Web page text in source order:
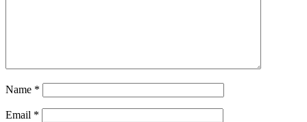
Name *
Email *